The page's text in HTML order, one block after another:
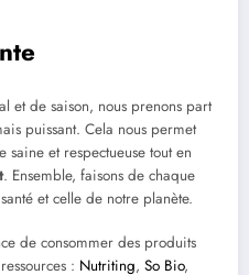
et de saison, nous prenons part
puissant. Cela nous permet
et respectueuse tout en
. Ensemble, faisons de chaque
et celle de notre planète.
de consommer des produits
: Nutriting, So Bio,